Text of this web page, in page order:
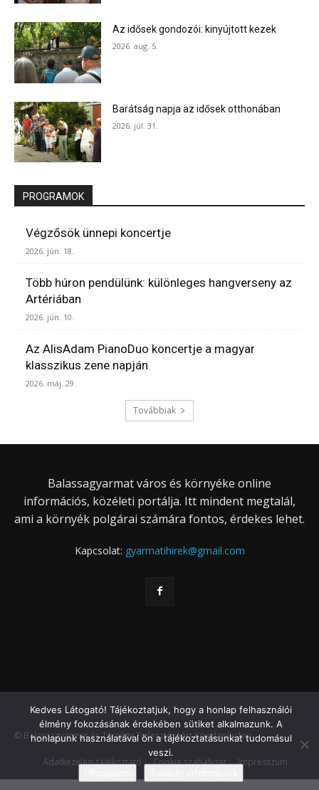
Az idősek gondozói: kinyújtott kezek
2026. aug. 5.
Barátság napja az idősek otthonában
2026. júl. 31.
PROGRAMOK
Végzősök ünnepi koncertje
2026. jún. 18.
Több húron pendülünk: különleges hangverseny az
Artériában
2026. jún. 10.
Az AlisAdam PianoDuo koncertje a magyar
klasszikus zene napján
2026. máj. 29.
Továbbiak
Balassagyarmat város és környéke online
információs, közéleti portálja. Itt mindent megtalál,
ami a környék polgárai számára fontos, érdekes lehet.
Kapcsolat: gyarmatihirek@gmail.com
© Balassagyarmat és Térsége Fejlesztéséért Közalapítvány
Adatkezelési tájékoztató Cookie szabályzat Impresszum
Kedves Látogató! Tájékoztatjuk, hogy a honlap felhasználói
élmény fokozásának érdekében sütiket alkalmazunk. A
honlapunk használatával ön a tájékoztatásunkat tudomásul
veszi.